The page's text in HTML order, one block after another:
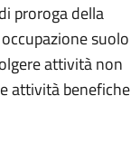
proroga della
suolo
attività non
attività benefiche